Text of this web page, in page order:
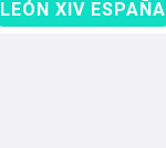
LEÓN XIV ESPAÑA